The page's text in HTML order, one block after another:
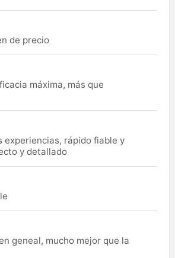
de precio
máxima, más que
experiencias, rápido fiable y
y detallado
geneal, mucho mejor que la